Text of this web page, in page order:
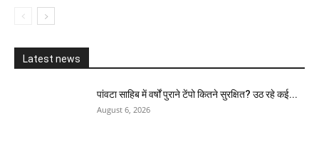
Latest news
पांवटा साहिब में वर्षों पुराने टेंपो कितने सुरक्षित? उठ रहे कई...
August 6, 2026